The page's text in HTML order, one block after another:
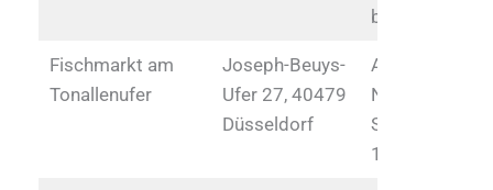
bis 18 Uhr
Fischmarkt am
Tonallenufer
Joseph-Beuys-
Ufer 27, 40479
Düsseldorf
April bis
November
Sonntag 11
18 Uhr